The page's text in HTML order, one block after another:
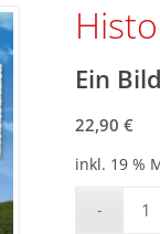
Ein
22,90€
inkl. 19 %